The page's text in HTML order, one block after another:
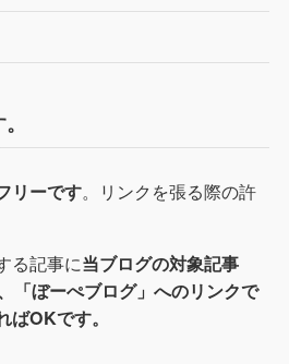
リーです。リンクを張る際の許
る記事に当ブログの対象記事
「ぼーぺブログ」へのリンクで
ばOKです。